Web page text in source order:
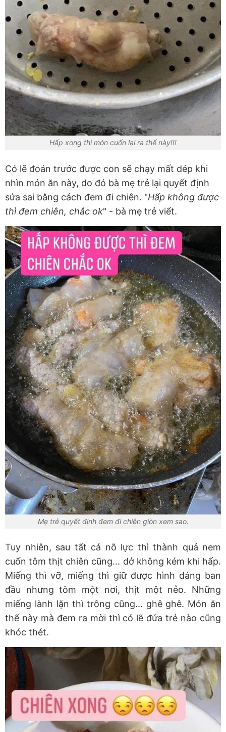
Hấp xong thì món cuốn lại ra thế này!!!
Có lẽ đoán trước được con sẽ chạy mất dép khi
nhìn món ăn này, do đó bà mẹ trẻ lại quyết định
sửa sai bằng cách đem đi chiên. "Hấp không được
thì đem chiên, chắc ok" - bà mẹ trẻ viết.
Mẹ trẻ quyết định đem đi chiên giòn xem sao.
Tuy nhiên, sau tất cả nỗ lực thì thành quả nem
cuốn tôm thịt chiên cũng... dở không kém khi hấp.
Miếng thì vỡ, miếng thì giữ được hình dáng ban
đầu nhưng tôm một nơi, thịt một nẻo. Những
miếng lành lặn thì trông cũng... ghê ghê. Món ăn
thế này mà đem ra mời thì có lẽ đứa trẻ nào cũng
khóc thét.